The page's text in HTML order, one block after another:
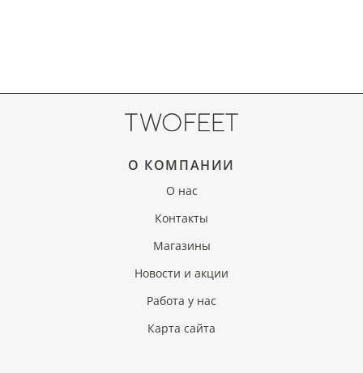
О КОМПАНИИ
О нас
Контакты
Магазины
Новости и акции
Работа у нас
Карта сайта